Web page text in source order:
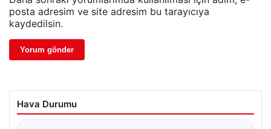
posta adresim ve site adresim bu tarayıcıya
kaydedilsin.
Hava Durumu